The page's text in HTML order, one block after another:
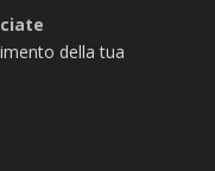
della tua